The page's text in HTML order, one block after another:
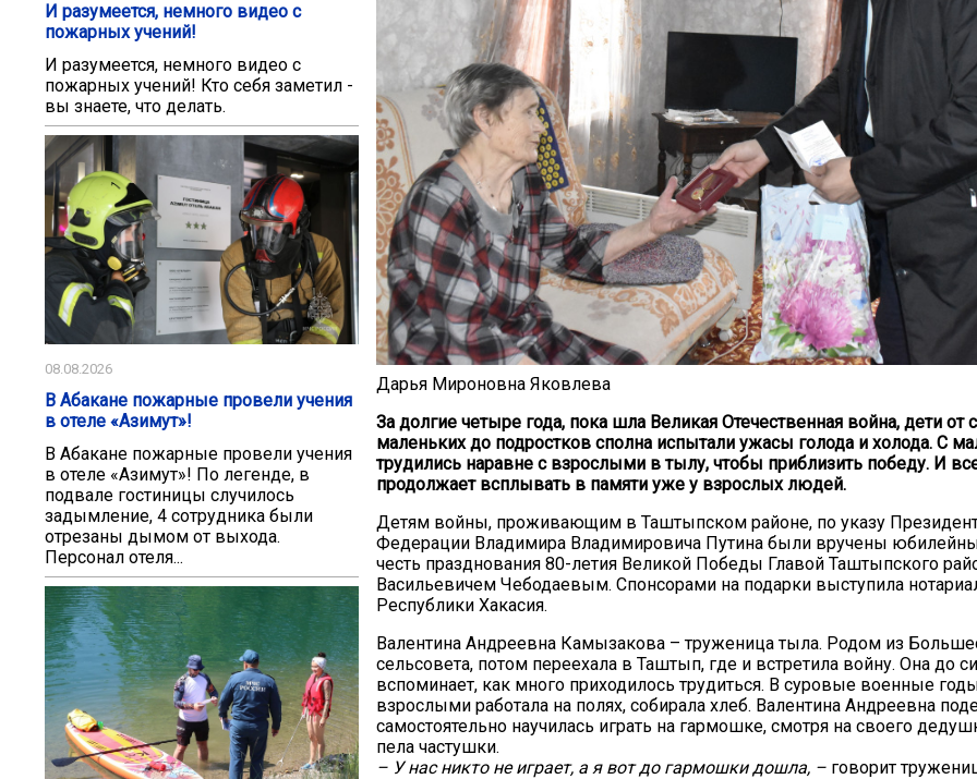
И разумеется, немного видео с
пожарных учений!
И разумеется, немного видео с
пожарных учений! Кто себя заметил -
вы знаете, что делать.
08.08.2026
В Абакане пожарные провели учения
в отеле «Азимут»!
В Абакане пожарные провели учения
в отеле «Азимут»! По легенде, в
подвале гостиницы случилось
задымление, 4 сотрудника были
отрезаны дымом от выхода.
Персонал отеля...
Дарья Мироновна Яковлева
За долгие четыре года, пока шла Великая Отечественная война, дети от
маленьких до подростков сполна испытали ужасы голода и холода. С
трудились наравне с взрослыми в тылу, чтобы приблизить победу. И
продолжает всплывать в памяти уже у взрослых людей.
Детям войны, проживающим в Таштыпском районе, по указу
Федерации Владимира Владимировича Путина были вручены
честь празднования 80-летия Великой Победы Главой Таштыпского
Васильевичем Чебодаевым. Спонсорами на подарки выступила
Республики Хакасия.
Валентина Андреевна Камызакова – труженица тыла. Родом из
сельсовета, потом переехала в Таштып, где и встретила войну. Она до
вспоминает, как много приходилось трудиться. В суровые военные
взрослыми работала на полях, собирала хлеб. Валентина Андреевна
самостоятельно научилась играть на гармошке, смотря на своего
пела частушки.
– У нас никто не играет, а я вот до гармошки дошла, – говорит